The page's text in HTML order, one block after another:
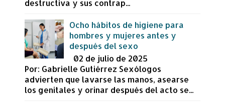
destructiva y sus contrap...
Ocho hábitos de higiene para
hombres y mujeres antes y
después del sexo
02 de julio de 2025
Por: Gabrielle Gutiérrez Sexólogos
advierten que lavarse las manos, asearse
los genitales y orinar después del acto se...